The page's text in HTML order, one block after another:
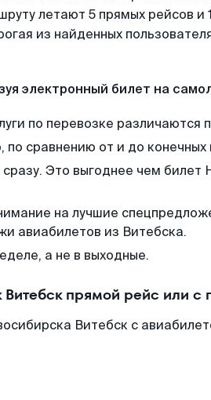
летают 5 прямых рейсов и
из найденных
электронный билет на
по перевозке различаются
сравнению от и до конечных
Это выгоднее чем билет
на лучшие
авиабилетов из Витебска.
а не в выходные.
прямой рейс или с
Витебск с